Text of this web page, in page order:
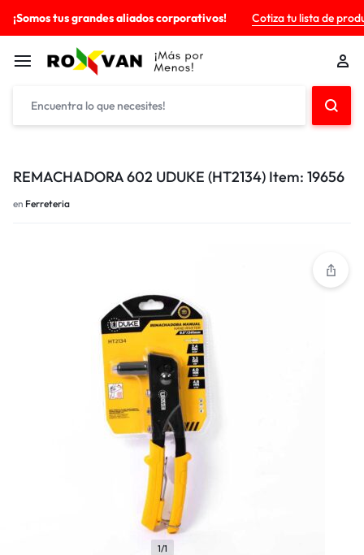
¡Somos tus grandes aliados corporativos! Cotiza tu lista de
REMACHADORA 602 UDUKE (HT2134) Item: 19656
en Ferreteria
1/1